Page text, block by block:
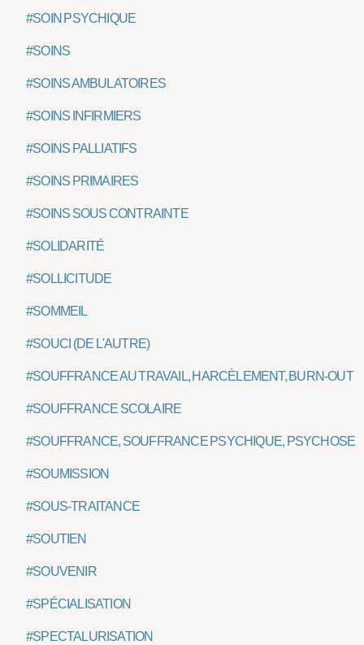
#SOIN PSYCHIQUE
#SOINS
#SOINS AMBULATOIRES
#SOINS INFIRMIERS
#SOINS PALLIATIFS
#SOINS PRIMAIRES
#SOINS SOUS CONTRAINTE
#SOLIDARITÉ
#SOLLICITUDE
#SOMMEIL
#SOUCI (DE L'AUTRE)
#SOUFFRANCE AU TRAVAIL, HARCÈLEMENT, BURN-OUT
#SOUFFRANCE SCOLAIRE
#SOUFFRANCE, SOUFFRANCE PSYCHIQUE, PSYCHOSE
#SOUMISSION
#SOUS-TRAITANCE
#SOUTIEN
#SOUVENIR
#SPÉCIALISATION
#SPECTALURISATION